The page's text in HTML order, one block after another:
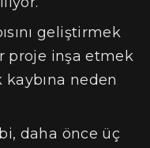
geliştirmek
proje inşa etmek
neden
daha önce üç